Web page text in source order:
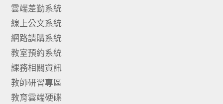
雲端差勤系統
線上公文系統
網路請購系統
教室預約系統
課務相關資訊
教師研習專區
教育雲端硬碟